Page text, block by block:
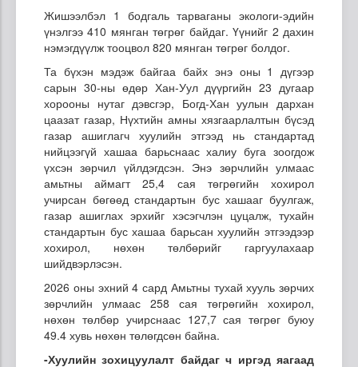
Жишээлбэл 1 бодгаль тарваганы экологи-эдийн
үнэлгээ 410 мянган төгрөг байдаг. Үүнийг 2 дахин
нэмэгдүүлж тооцвол 820 мянган төгрөг болдог.
Та бүхэн мэдэж байгаа байх энэ оны 1 дүгээр
сарын 30-ны өдөр Хан-Уул дүүргийн 23 дугаар
хорооны нутаг дэвсгэр, Богд-Хан уулын дархан
цаазат газар, Нүхтийн амны хязгаарлалтын бүсэд
газар ашиглагч хуулийн этгээд нь стандартад
нийцээгүй хашаа барьснаас халиу буга зоогдож
үхсэн зөрчил үйлдэгдсэн. Энэ зөрчлийн улмаас
амьтны аймагт 25,4 сая төгрөгийн хохирол
учирсан бөгөөд стандартын бус хашааг буулгаж,
газар ашиглах эрхийг хэсэгчлэн цуцалж, тухайн
стандартын бус хашаа барьсан хуулийн этгээдээр
хохирол, нөхөн төлбөрийг гаргуулахаар
шийдвэрлэсэн.
2026 оны эхний 4 сард Амьтны тухай хууль зөрчих
зөрчлийн улмаас 258 сая төгрөгийн хохирол,
нөхөн төлбөр учирснаас 127,7 сая төгрөг буюу
49.4 хувь нөхөн төлөгдсөн байна.
-Хуулийн зохицуулалт байдаг ч иргэд яагаад